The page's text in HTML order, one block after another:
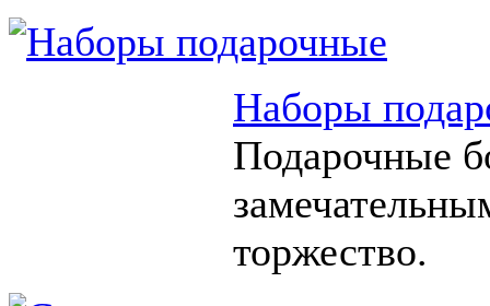
Наборы
Подарочные
торжество.